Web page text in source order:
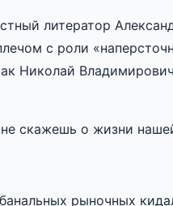
литератор
с роли
Николай
скажешь о жизни
рыночных